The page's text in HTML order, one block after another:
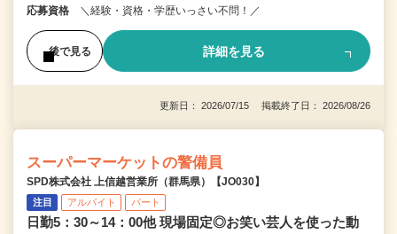
応募資格 ＼経験・資格・学歴いっさい不問！／
後で見る 詳細を見る
更新日： 2026/07/15 掲載終了日： 2026/08/26
スーパーマーケットの警備員
SPD株式会社 上信越営業所（群馬県）【JO030】
注目 アルバイト パート
日勤5：30～14：00他 現場固定◎お笑い芸人を使った動